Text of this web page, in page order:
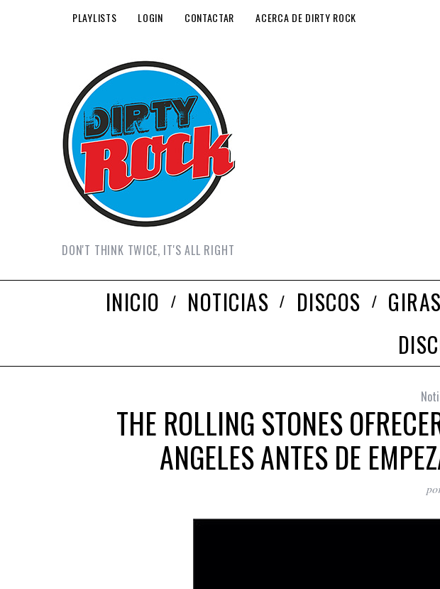
PLAYLISTS LOGIN CONTACTAR ACERCA DE DIRTY ROCK
DON'T THINK TWICE, IT'S ALL RIGHT
INICIO NOTICIAS DISCOS GIRAS
THE ROLLING STONES
ANGELES ANTES DE